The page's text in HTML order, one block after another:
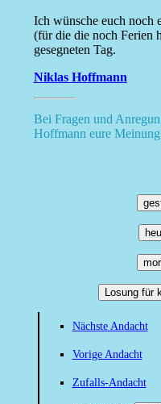
Ich wünsche euch noch
(für die die noch Ferien
gesegneten Tag.
Niklas Hoffmann
Bei Fragen und
Hoffmann eure
Losung für
Nächste Andacht
Vorige Andacht
Zufalls-Andacht